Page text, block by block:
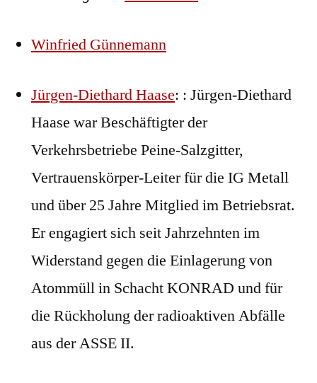
Winfried Günnemann
Jürgen-Diethard Haase: : Jürgen-Diethard
Haase war Beschäftigter der
Verkehrsbetriebe Peine-Salzgitter,
Vertrauenskörper-Leiter für die IG Metall
und über 25 Jahre Mitglied im Betriebsrat.
Er engagiert sich seit Jahrzehnten im
Widerstand gegen die Einlagerung von
Atommüll in Schacht KONRAD und für
die Rückholung der radioaktiven Abfälle
aus der ASSE II.